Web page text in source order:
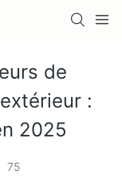
de
:
2025
75